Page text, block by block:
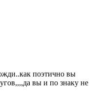
поэтично вы
вы и по знаку не